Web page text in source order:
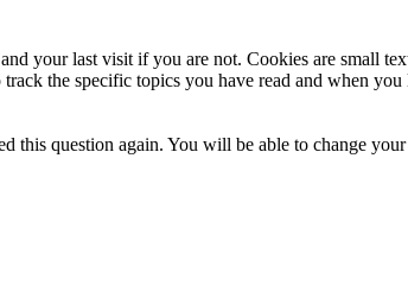
your last visit if you are not. Cookies are small
the specific topics you have read and when
question again. You will be able to change